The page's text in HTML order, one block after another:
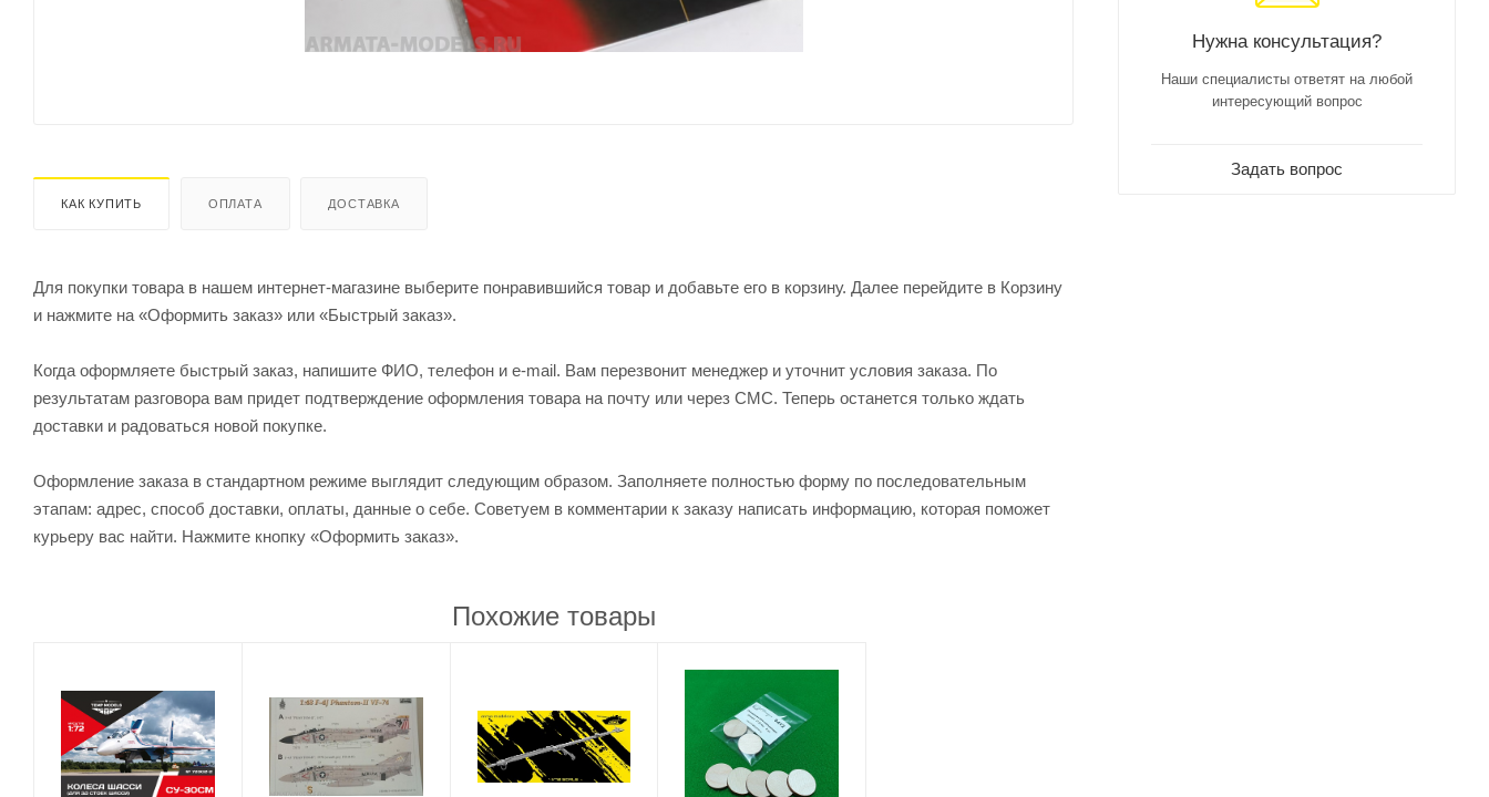
КАК КУПИТЬ ОПЛАТА ДОСТАВКА
Для покупки товара в нашем интернет-магазине выберите понравившийся товар и добавьте его в корзину. Далее перейдите в Корзину
и нажмите на «Оформить заказ» или «Быстрый заказ».
Когда оформляете быстрый заказ, напишите ФИО, телефон и e-mail. Вам перезвонит менеджер и уточнит условия заказа. По
результатам разговора вам придет подтверждение оформления товара на почту или через СМС. Теперь останется только ждать
доставки и радоваться новой покупке.
Оформление заказа в стандартном режиме выглядит следующим образом. Заполняете полностью форму по последовательным
этапам: адрес, способ доставки, оплаты, данные о себе. Советуем в комментарии к заказу написать информацию, которая поможет
курьеру вас найти. Нажмите кнопку «Оформить заказ».
Похожие товары
Нужна консультация?
Наши специалисты ответят на любой
интересующий вопрос
Задать вопрос